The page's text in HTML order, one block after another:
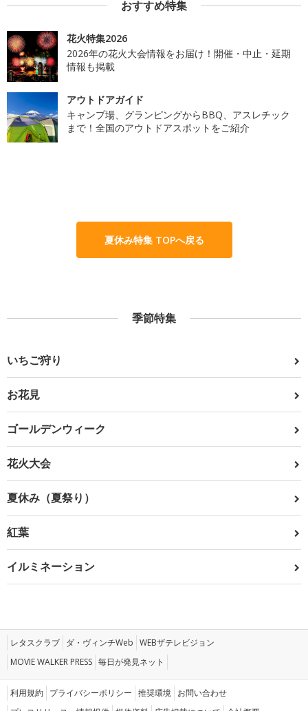
おすすめ特集
花火特集2026
2026年の花火大会情報をお届け！開催・中止・延期
情報も掲載
アウトドアガイド
キャンプ場、グランピングからBBQ、アスレチック
まで！全国のアウトドアスポットをご紹介
夏休み特集 TOPへ戻る
季節特集
いちご狩り
お花見
ゴールデンウィーク
花火大会
夏休み（夏祭り）
紅葉
イルミネーション
レタスクラブ ダ・ヴィンチWeb WEBザテレビジョン
MOVIE WALKER PRESS 毎日が発見ネット
利用規約 プライバシーポリシー 推奨環境 お問い合わせ